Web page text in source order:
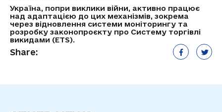
Share:
Україна, попри виклики війни, активно працює
над адаптацією до цих механізмів, зокрема
через відновлення системи моніторингу та
розробку законопроєкту про Систему торгівлі
викидами (ETS).